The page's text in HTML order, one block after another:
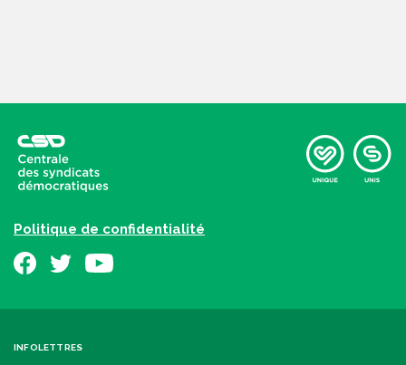
Politique de confidentialité
INFOLETTRES